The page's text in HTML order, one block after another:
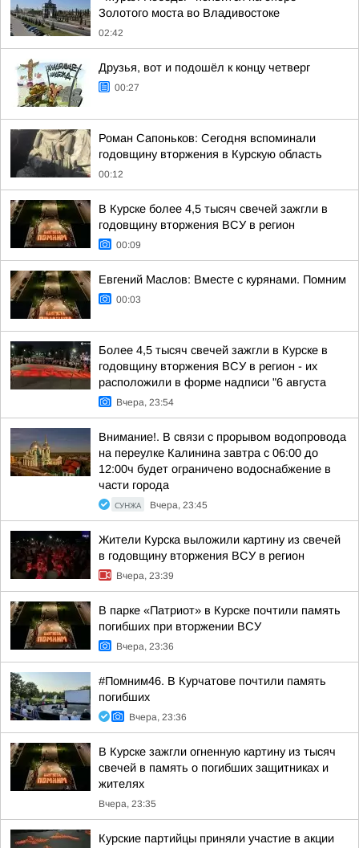
Золотого моста во Владивостоке
02:42
Друзья, вот и подошёл к концу четверг
00:27
Роман Сапоньков: Сегодня вспоминали
годовщину вторжения в Курскую область
00:12
В Курске более 4,5 тысяч свечей зажгли в
годовщину вторжения ВСУ в регион
00:09
Евгений Маслов: Вместе с курянами. Помним
00:03
Более 4,5 тысяч свечей зажгли в Курске в
годовщину вторжения ВСУ в регион - их
расположили в форме надписи "6 августа
Вчера, 23:54
Внимание!. В связи с прорывом водопровода
на переулке Калинина завтра с 06:00 до
12:00ч будет ограничено водоснабжение в
части города
СУНЖА Вчера, 23:45
Жители Курска выложили картину из свечей
в годовщину вторжения ВСУ в регион
Вчера, 23:39
В парке «Патриот» в Курске почтили память
погибших при вторжении ВСУ
Вчера, 23:36
#Помним46. В Курчатове почтили память
погибших
Вчера, 23:36
В Курске зажгли огненную картину из тысяч
свечей в память о погибших защитниках и
жителях
Вчера, 23:35
Курские партийцы приняли участие в акции